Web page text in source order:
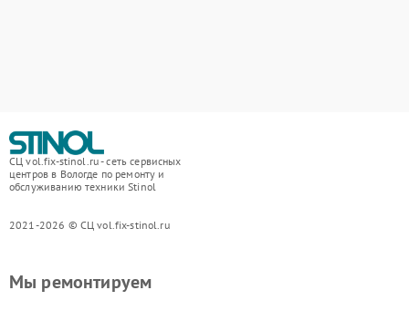
СЦ vol.fix-stinol.ru - сеть сервисных
центров в Вологде по ремонту и
обслуживанию техники Stinol
2021-2026 © СЦ vol.fix-stinol.ru
Мы ремонтируем